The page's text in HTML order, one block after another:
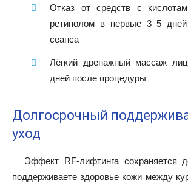
Отказ от средств с
ретинолом в первые 3–5
сеанса
Лёгкий дренажный массаж
дней после процедуры
Долгосрочный
уход
Эффект RF-лифтинга сохраняется
поддерживаете здоровье кожи между